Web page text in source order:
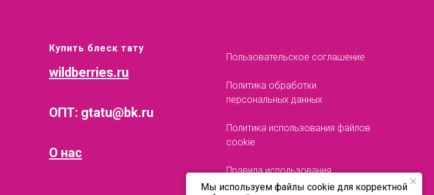
Купить блеск тату
wildberries.ru
ОПТ: gtatu@bk.ru
О нас
Пользовательское соглашение
Политика обработки
персональных данных
Политика использования файлов
cookie
Правила использования
материалов сайта
Мы используем файлы cookie для корректной